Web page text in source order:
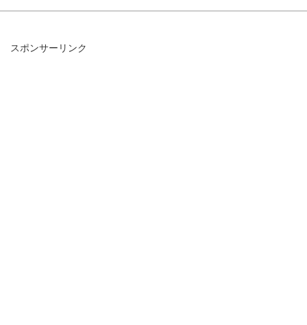
スポンサーリンク